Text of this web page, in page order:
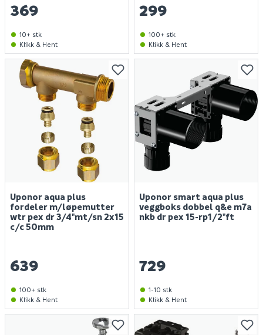
369
10+ stk
Klikk & Hent
299
100+ stk
Klikk & Hent
Uponor aqua plus
fordeler m/løpemutter
wtr pex dr 3/4"mt/sn 2x15
c/c 50mm
639
100+ stk
Klikk & Hent
Uponor smart aqua plus
veggboks dobbel q&e m7a
nkb dr pex 15-rp1/2"ft
729
1-10 stk
Klikk & Hent